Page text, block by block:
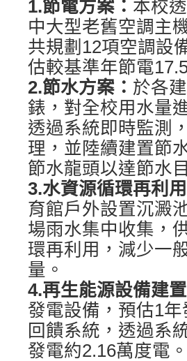
1.節電方案： 本校
中大型老舊空調主
共規劃12項空調設
估較基準年節電
2.節水方案： 於各
錶，對全校用水量
透過系統即時監測
理，並陸續建置節
節水龍頭以達節水
3.水資源循環再利用
育館戶外設置沉澱
場雨水集中收集，
環再利用，減少一
量。
4.再生能源設備建置
發電設備，預估1
回饋系統，透過系
發電約2.16萬度電。